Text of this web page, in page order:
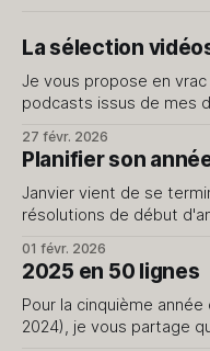
La sélection
Je vous propose en
podcasts issus de mes
J'avais fait cet exercice
27 févr. 2026
Planifier son
Janvier vient de se
résolutions de début
jour de l'an qui ne
01 févr. 2026
2025 en 50 lignes
Pour la cinquième
2024), je vous partage